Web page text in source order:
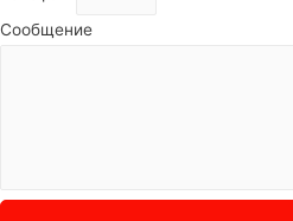
Сообщение